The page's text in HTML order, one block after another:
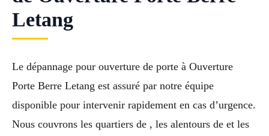
Letang
Le dépannage pour ouverture de porte à Ouverture
Porte Berre Letang est assuré par notre équipe
disponible pour intervenir rapidement en cas d’urgence.
Nous couvrons les quartiers de , les alentours de et les